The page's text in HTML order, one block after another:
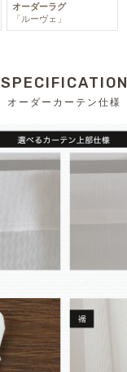
オーダーラグ
「ルーヴェ」
SPECIFICATION
オーダーカーテン仕様